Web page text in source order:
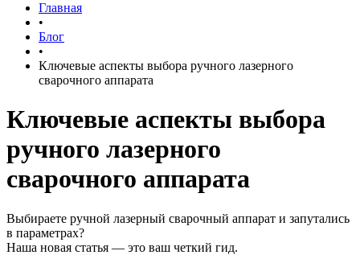
Главная
•
Блог
•
Ключевые аспекты выбора ручного лазерного
сварочного аппарата
Ключевые аспекты выбора
ручного лазерного
сварочного аппарата
Выбираете ручной лазерный сварочный аппарат и запутались
в параметрах?
Наша новая статья — это ваш четкий гид.